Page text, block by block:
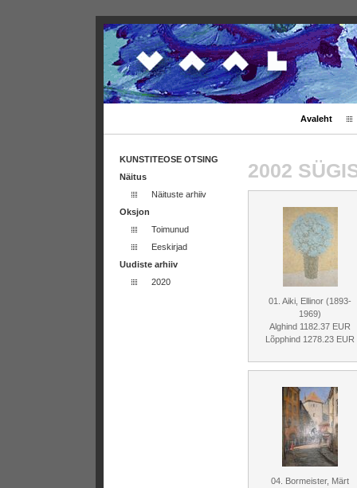
Avaleht
KUNSTITEOSE OTSING
Näitus
Näituste arhiiv
Oksjon
Toimunud
Eeskirjad
Uudiste arhiiv
2020
2002
01. Aiki, Ellinor (1893-
1969)
Alghind 1182.37 EUR
Lõpphind 1278.23 EUR
04. Bormeister, Märt